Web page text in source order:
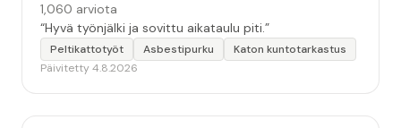
1,060 arviota
“Hyvä työnjälki ja sovittu aikataulu piti.”
Peltikattotyöt Asbestipurku
Katon kuntotarkastus
Päivitetty 4.8.2026